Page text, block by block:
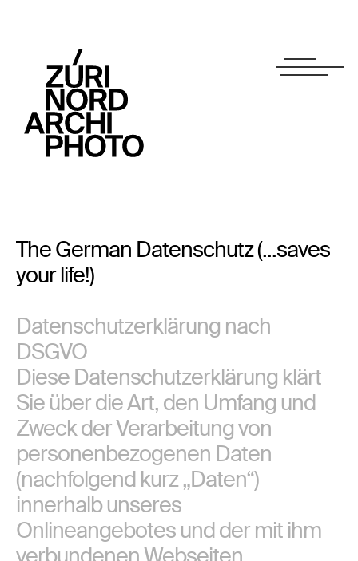
The German Datenschutz (...saves
your life!)
Datenschutzerklärung nach
DSGVO
Diese Datenschutzerklärung klärt
Sie über die Art, den Umfang und
Zweck der Verarbeitung von
personenbezogenen Daten
(nachfolgend kurz „Daten“)
innerhalb unseres
Onlineangebotes und der mit ihm